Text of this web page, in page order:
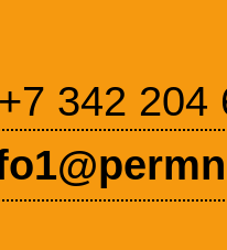
+7 342 204